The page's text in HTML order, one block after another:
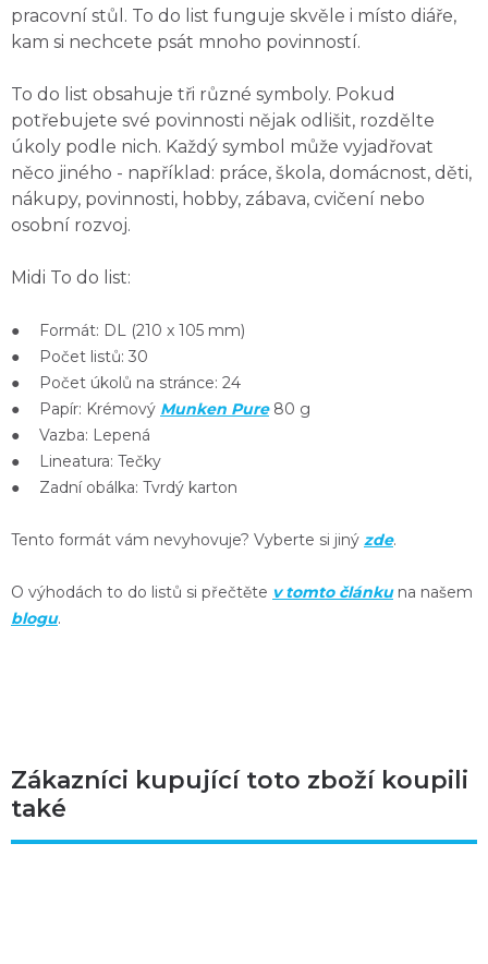
pracovní stůl . To do list funguje skvěle i místo diáře,
kam si nechcete psát mnoho povinností.
To do list obsahuje tři různé symboly. Pokud
potřebujete své povinnosti nějak odlišit, rozdělte
úkoly podle nich. Každý symbol může vyjadřovat
něco jiného - například: práce, škola, domácnost, děti,
nákupy, povinnosti, hobby, zábava, cvičení nebo
osobní rozvoj.
Midi To do list:
● Formát: DL (210 x 105 mm)
● Počet listů: 30
● Počet úkolů na stránce: 24
● Papír: Krémový Munken Pure80 g
● Vazba: Lepená
● Lineatura: Tečky
● Zadní obálka: Tvrdý karton
Tento formát vám nevyhovuje? Vyberte si jiný zde.
O výhodách to do listů si přečtěte v tomto článkuna našem
blogu.
Zákazníci kupující toto zboží koupili
také